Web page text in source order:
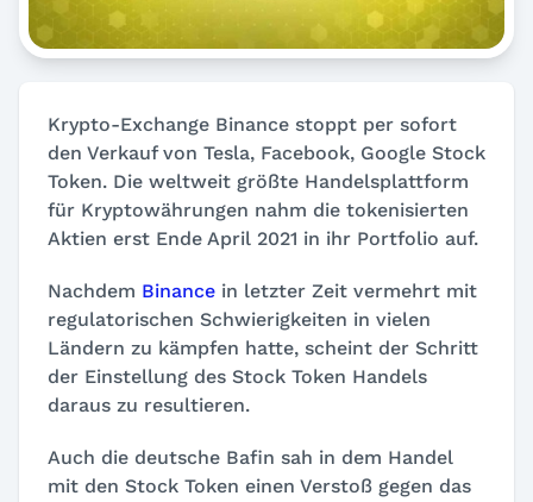
Krypto-Exchange Binance stoppt per sofort
den Verkauf von Tesla, Facebook, Google Stock
Token. Die weltweit größte Handelsplattform
für Kryptowährungen nahm die tokenisierten
Aktien erst Ende April 2021 in ihr Portfolio auf.
Nachdem Binance in letzter Zeit vermehrt mit
regulatorischen Schwierigkeiten in vielen
Ländern zu kämpfen hatte, scheint der Schritt
der Einstellung des Stock Token Handels
daraus zu resultieren.
Auch die deutsche Bafin sah in dem Handel
mit den Stock Token einen Verstoß gegen das